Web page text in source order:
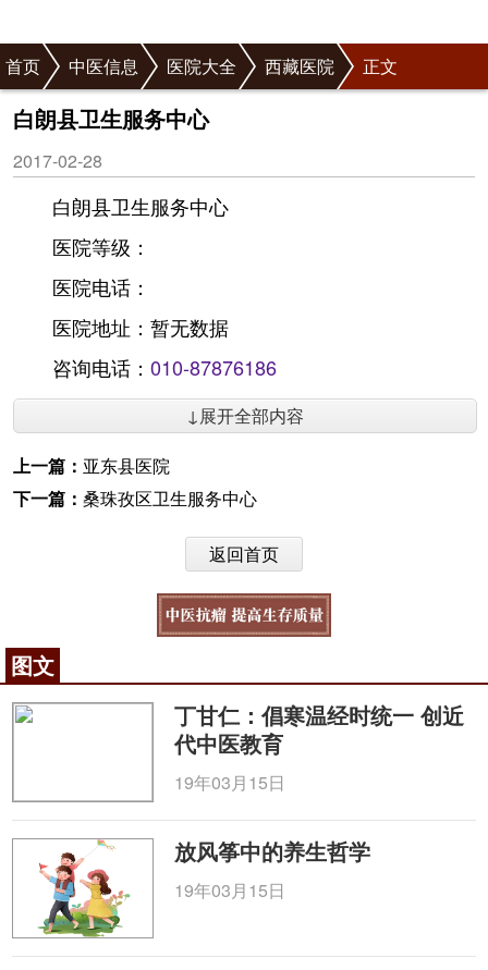
首页 中医信息 医院大全 西藏医院 正文
白朗县卫生服务中心
2017-02-28
白朗县卫生服务中心
医院等级：
医院电话：
医院地址：暂无数据
咨询电话： 010-87876186
↓展开全部内容
上一篇： 亚东县医院
下一篇： 桑珠孜区卫生服务中心
返回首页
图文
丁甘仁：倡寒温经时统一 创近
代中医教育
19年03月15日
放风筝中的养生哲学
19年03月15日